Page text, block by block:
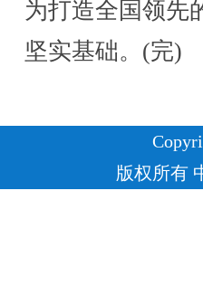
为打造全国领先
坚实基础。(完)
版权所有